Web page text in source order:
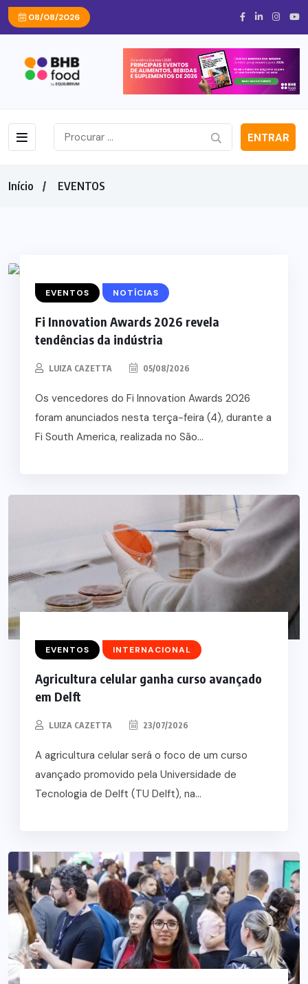
08/08/2026
ENTRAR
Início EVENTOS
EVENTOS NOTÍCIAS
Fi Innovation Awards 2026 revela
tendências da indústria
LUIZA CAZETTA 05/08/2026
Os vencedores do Fi Innovation Awards 2026
foram anunciados nesta terça-feira (4), durante a
Fi South America, realizada no São...
EVENTOS INTERNACIONAL
Agricultura celular ganha curso avançado
em Delft
LUIZA CAZETTA 23/07/2026
A agricultura celular será o foco de um curso
avançado promovido pela Universidade de
Tecnologia de Delft (TU Delft), na...